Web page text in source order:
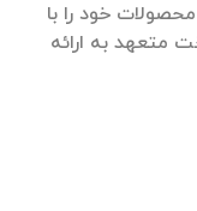
خود را با
متعهد به ارائه